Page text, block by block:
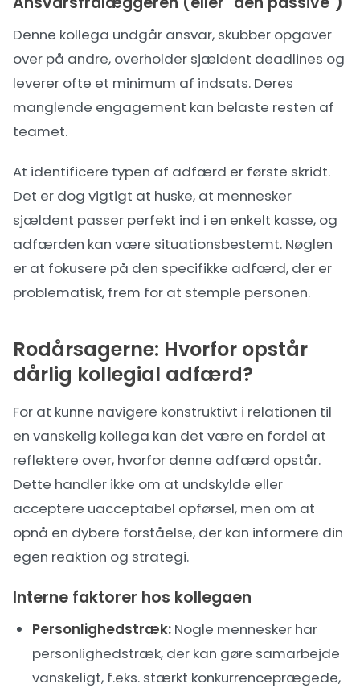
Denne kollega undgår ansvar, skubber opgaver
over på andre, overholder sjældent deadlines og
leverer ofte et minimum af indsats. Deres
manglende engagement kan belaste resten af
teamet.
At identificere typen af adfærd er første skridt.
Det er dog vigtigt at huske, at mennesker
sjældent passer perfekt ind i en enkelt kasse, og
adfærden kan være situationsbestemt. Nøglen
er at fokusere på den specifikke adfærd, der er
problematisk, frem for at stemple personen.
Rodårsagerne: Hvorfor opstår
dårlig kollegial adfærd?
For at kunne navigere konstruktivt i relationen til
en vanskelig kollega kan det være en fordel at
reflektere over, hvorfor denne adfærd opstår.
Dette handler ikke om at undskylde eller
acceptere uacceptabel opførsel, men om at
opnå en dybere forståelse, der kan informere din
egen reaktion og strategi.
Interne faktorer hos kollegaen
Personlighedstræk: Nogle mennesker har
personlighedstræk, der kan gøre samarbejde
vanskeligt, f.eks. stærkt konkurrenceprægede,